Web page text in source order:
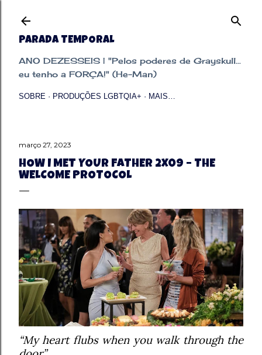
PARADA TEMPORAL
ANO DEZESSEIS | "Pelos poderes de Grayskull...
eu tenho a FORÇA!" (He-Man)
SOBRE PRODUÇÕES LGBTQIA+ MAIS…
março 27, 2023
HOW I MET YOUR FATHER 2X09 – THE
WELCOME PROTOCOL
“My heart flubs when you walk through the